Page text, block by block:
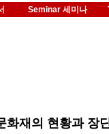
Seminar 세미나
화재의 현황과 장